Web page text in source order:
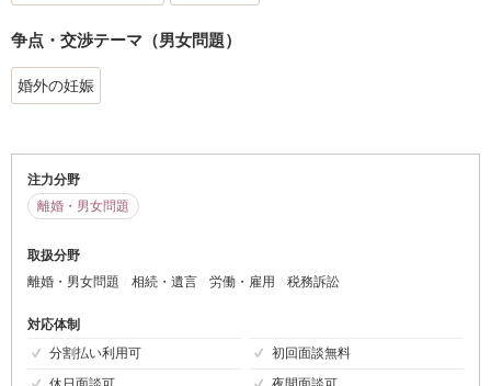
争点・交渉テーマ（男女問題）
婚外の妊娠
注力分野
離婚・男女問題
取扱分野
離婚・男女問題
相続・遺言 労働・雇用 税務訴訟
対応体制
分割払い利用可
初回面談無料